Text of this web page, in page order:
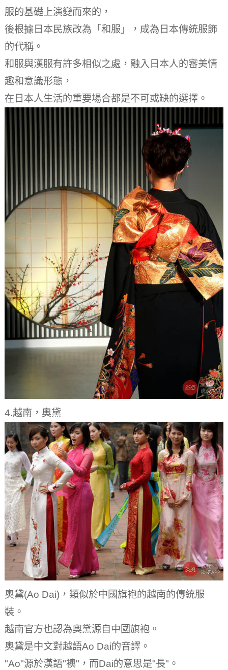
服的基礎上演變而來的，
後根據日本民族改為「和服」，成為日本傳統服飾
的代稱。
和服與漢服有許多相似之處，融入日本人的審美情
趣和意識形態，
在日本人生活的重要場合都是不可或缺的選擇。
4.越南，奧黛
奧黛(Ao Dai)，類似於中國旗袍的越南的傳統服
裝。
越南官方也認為奧黛源自中國旗袍。
奧黛是中文對越語Ao Dai的音譯。
"Ao"源於漢語"襖"，而Dai的意思是"長"。